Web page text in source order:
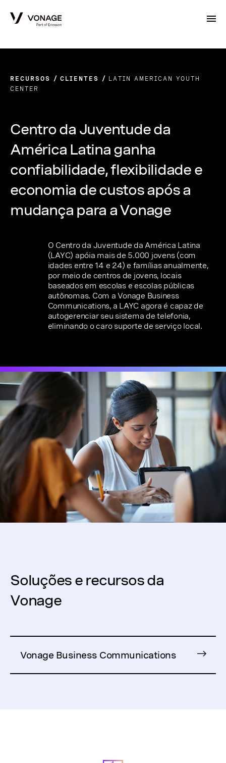
RECURSOS CLIENTES
LATIN AMERICAN YOUTH
CENTER
Centro da Juventude da
América Latina ganha
confiabilidade, flexibilidade e
economia de custos após a
mudança para a Vonage
O Centro da Juventude da América Latina
(LAYC) apóia mais de 5.000 jovens (com
idades entre 14 e 24) e famílias anualmente,
por meio de centros de jovens, locais
baseados em escolas e escolas públicas
autônomas. Com a Vonage Business
Communications, a LAYC agora é capaz de
autogerenciar seu sistema de telefonia,
eliminando o caro suporte de serviço local.
Soluções e recursos da
Vonage
Vonage Business Communications